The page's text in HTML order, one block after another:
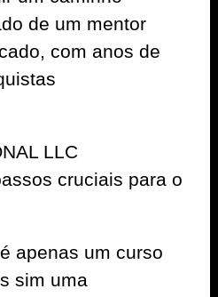
de um mentor
com anos de
LLC
cruciais para o
apenas um curso
sim uma